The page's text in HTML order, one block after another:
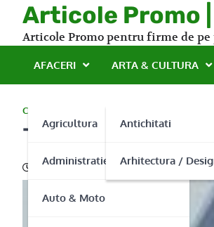
content
Articole Promo
Articole Promo pentru firme de
AFACERI
Agricultura
Administratie Publica
Auto & Moto
ARTA & CULTURA
Antichitati
Arhitectura /
CONSTRUCTII
Tamplarie
24/11/2015